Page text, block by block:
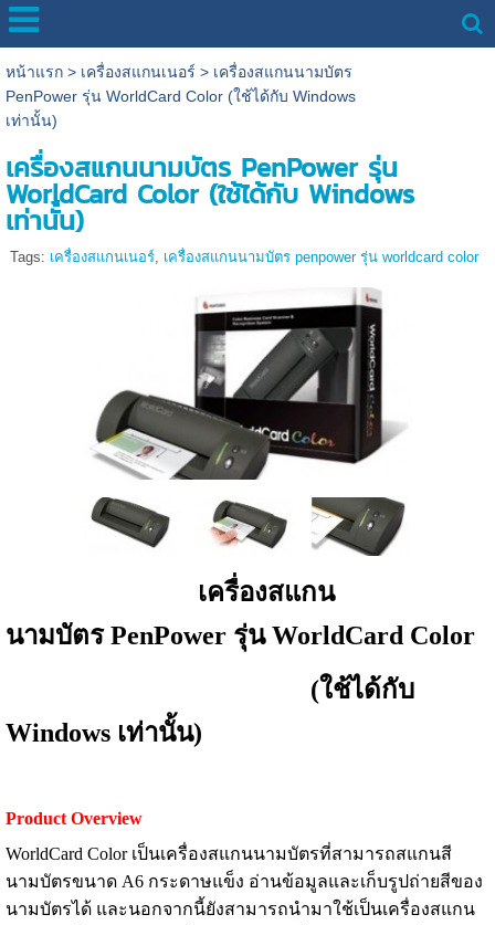
หน้าแรก> เครื่องสแกนเนอร์ > เครื่องสแกนนามบัตร
PenPower รุ่น WorldCard Color (ใช้ได้กับ Windows
เท่านั้น)
เครื่องสแกนนามบัตร PenPower รุ่น
WorldCard Color (ใช้ได้กับ Windows
เท่านั้น)
Tags: เครื่องสแกนเนอร์, เครื่องสแกนนามบัตร penpower รุ่น worldcard color
เครื่องสแกน
นามบัตร PenPower รุ่น WorldCard Color
(ใช้ได้กับ
Windows เท่านั้น)
Product Overview
WorldCard Color เป็นเครื่องสแกนนามบัตรที่สามารถสแกนสี
นามบัตรขนาด A6 กระดาษแข็ง อ่านข้อมูลและเก็บรูปถ่ายสีของ
นามบัตรได้ และนอกจากนี้ยังสามารถนำมาใช้เป็นเครื่องสแกน